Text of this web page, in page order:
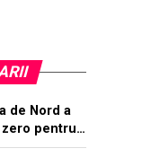
de Nord a
pentru…